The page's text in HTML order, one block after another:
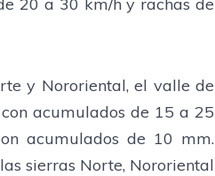
y Nororiental, el valle de
acumulados de 15 a 25
acumulados de 10 mm.
sierras Norte, Nororiental